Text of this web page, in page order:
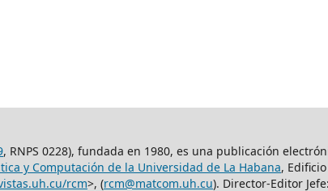
, RNPS 0228), fundada en 1980, es una publicación
y Computación de la Universidad de La Habana,
rcm>, (rcm@matcom.uh.cu). Director-Editor Jefe: